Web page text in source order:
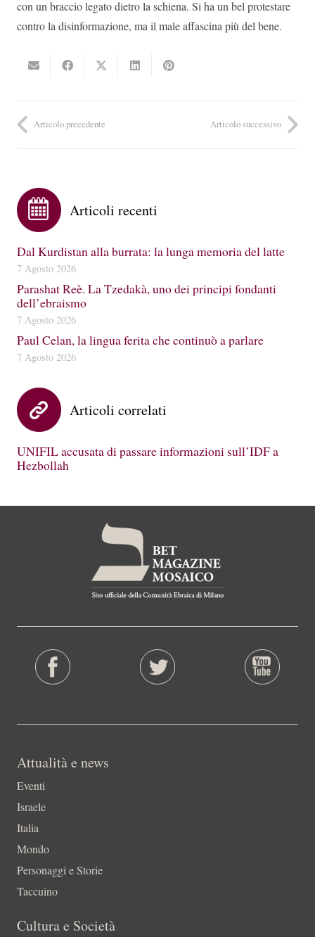
con un braccio legato dietro la schiena. Si ha un bel protestare
contro la disinformazione, ma il male affascina più del bene.
Articolo precedente Articolo successivo
Articoli recenti
Dal Kurdistan alla burrata: la lunga memoria del latte
7 Agosto 2026
Parashat Reè. La Tzedakà, uno dei principi fondanti
dell’ebraismo
7 Agosto 2026
Paul Celan, la lingua ferita che continuò a parlare
7 Agosto 2026
Articoli correlati
UNIFIL accusata di passare informazioni sull’IDF a
Hezbollah
Attualità e news
Eventi
Israele
Italia
Mondo
Personaggi e Storie
Taccuino
Cultura e Società